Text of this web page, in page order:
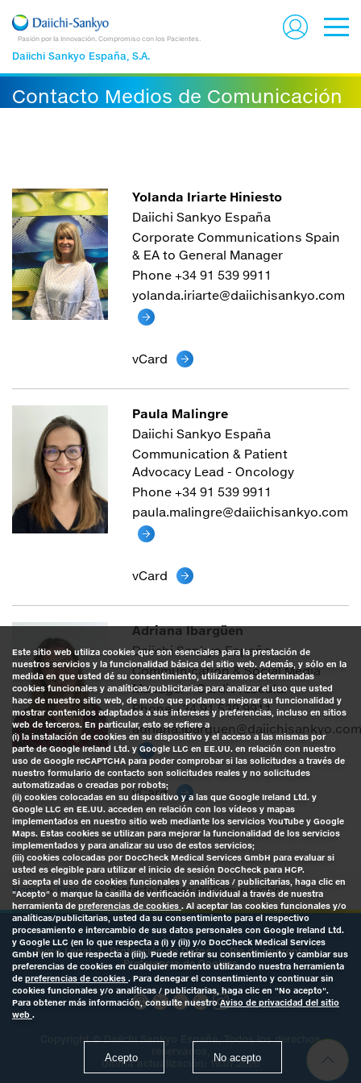
Pasión por la Innovación. Compromiso con los Pacientes.
Daiichi Sankyo España, S.A.
Contacto Medios de Comunicación
Yolanda Iriarte Hiniesto
Daiichi Sankyo España
Corporate Communications Spain
& EA to General Manager
Phone +34 91 539 9911
yolanda.iriarte@daiichisankyo.com
vCard
Paula Malingre
Daiichi Sankyo España
Communication & Patient
Advocacy Lead - Oncology
Phone +34 91 539 9911
paula.malingre@daiichisankyo.com
vCard
Adriana Ibargüen
Daiichi Sankyo España
Communication & Social Media
Manager - Cardiovascular
Phone +34 91 539 9911
vCard
Home Prensa Contacto Medios de Comunicación
Aviso Legal Protección de Datos
Pie de Imprenta
Preferencia de Cookies
Copyright ©Daiichi Sankyo España, Todos los derechos
Ultima actualización: 16.07.2026
Este sitio web utiliza cookies que son esenciales para la prestación de
nuestros servicios y la funcionalidad básica del sitio web. Además, y sólo en la
medida en que usted dé su consentimiento, utilizaremos determinadas
cookies funcionales y analíticas/publicitarias para analizar el uso que usted
hace de nuestro sitio web, de modo que podamos mejorar su funcionalidad y
mostrar contenidos adaptados a sus intereses y preferencias, incluso en sitios
web de terceros. En particular, esto se refiere a
(i) la instalación de cookies en su dispositivo y el acceso a las mismas por
parte de Google Ireland Ltd. y Google LLC en EE.UU. en relación con nuestro
uso de Google reCAPTCHA para poder comprobar si las solicitudes a través de
nuestro formulario de contacto son solicitudes reales y no solicitudes
automatizadas o creadas por robots;
(ii) cookies colocadas en su dispositivo y a las que Google Ireland Ltd. y
Google LLC en EE.UU. acceden en relación con los vídeos y mapas
implementados en nuestro sitio web mediante los servicios YouTube y Google
Maps. Estas cookies se utilizan para mejorar la funcionalidad de los servicios
implementados y para analizar su uso de estos servicios;
(iii) cookies colocadas por DocCheck Medical Services GmbH para evaluar si
usted es elegible para utilizar el inicio de sesión DocCheck para HCP.
Si acepta el uso de cookies funcionales y analíticas / publicitarias, haga clic en
"Acepto" o marque la casilla de verificación individual a través de nuestra
herramienta de preferencias de cookies . Al aceptar las cookies funcionales y/o
analíticas/publicitarias, usted da su consentimiento para el respectivo
procesamiento e intercambio de sus datos personales con Google Ireland Ltd.
y Google LLC (en lo que respecta a (i) y (ii)) y/o DocCheck Medical Services
GmbH (en lo que respecta a (iii)). Puede retirar su consentimiento y cambiar sus
preferencias de cookies en cualquier momento utilizando nuestra herramienta
de preferencias de cookies . Para denegar el consentimiento y continuar sin
cookies funcionales y/o analíticas / publicitarias, haga clic en "No acepto".
Para obtener más información, consulte nuestroAviso de privacidad del sitio
web .
Acepto No acepto